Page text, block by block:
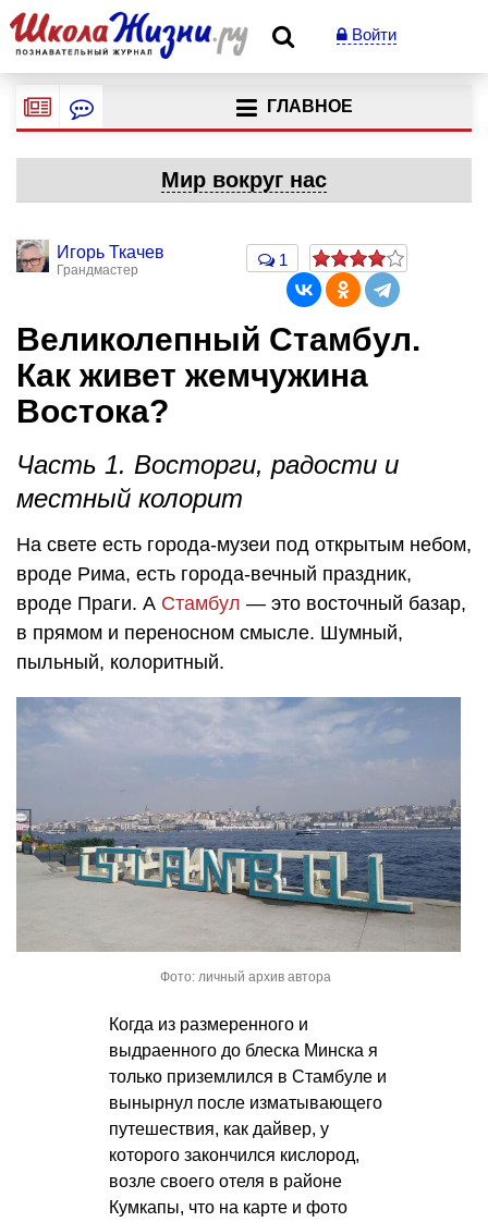
Войти
ГЛАВНОЕ
Мир вокруг нас
Игорь Ткачев
Грандмастер
1
Великолепный Стамбул.
Как живет жемчужина
Востока?
Часть 1. Восторги, радости и
местный колорит
На свете есть города-музеи под открытым небом,
вроде Рима, есть города-вечный праздник,
вроде Праги. А Стамбул — это восточный базар,
в прямом и переносном смысле. Шумный,
пыльный, колоритный.
Фото: личный архив автора
Когда из размеренного и
выдраенного до блеска Минска я
только приземлился в Стамбуле и
вынырнул после изматывающего
путешествия, как дайвер, у
которого закончился кислород,
возле своего отеля в районе
Кумкапы, что на карте и фото